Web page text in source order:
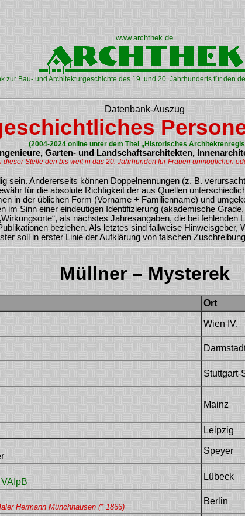
www.archthek.de
zur Bau- und Architekturgeschichte des 19. und 20. Jahrhunderts für den
Datenbank-Auszug
(2004-2024 online unter dem Titel „Historisches
Garten- und Landschaftsarchitekten,
Stelle den bis weit in das 20. Jahrhundert für Frauen unmöglichen
sein. Andererseits können Doppelnennungen (z. B.
für die absolute Richtigkeit der aus Quellen
in der üblichen Form (Vorname + Familienname) und
im Sinn einer eindeutigen Identifizierung (akademische
als nächstes Jahresangaben, die bei
beziehen. Als letztes sind fallweise Hinweisgeber,
soll in erster Linie der Aufklärung von falschen
Müllner – Mysterek
Ort
Wien IV.
Stuttgart-
Mainz
Leipzig
Speyer
VAIpB
Lübeck
Hermann Münchhausen (* 1866)
Berlin